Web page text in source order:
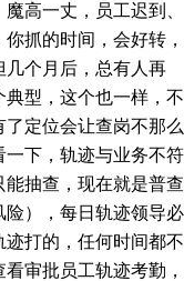
高一丈，员工迟到、
抓的时间，会好转，
几个月后，总有人再
型，这个也一样，不
定位会让查岗不那么
下，轨迹与业务不符
抽查，现在就是普查
险），每日轨迹领导必
打的，任何时间都不
审批员工轨迹考勤，